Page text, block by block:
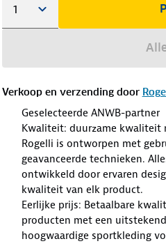
Verkoop en verzending door
Geselecteerde ANWB-partner
Kwaliteit: duurzame kwaliteit
Rogelli is ontworpen met
geavanceerde technieken.
ontwikkeld door ervaren
kwaliteit van elk product.
Eerlijke prijs: Betaalbare
producten met een
hoogwaardige sportkleding